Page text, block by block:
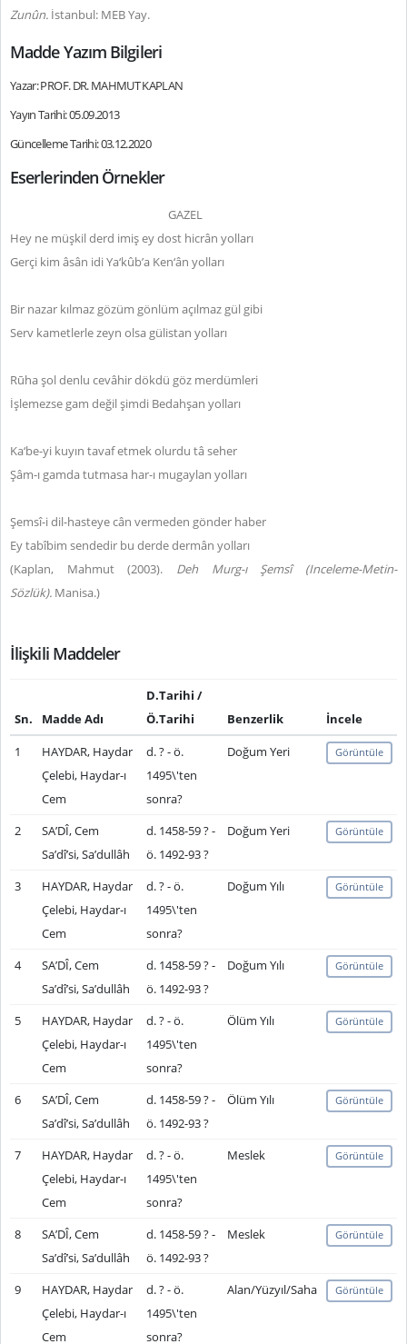
Zunûn. İstanbul: MEB Yay.
Madde Yazım Bilgileri
Yazar: PROF. DR. MAHMUT KAPLAN
Yayın Tarihi: 05.09.2013
Güncelleme Tarihi: 03.12.2020
Eserlerinden Örnekler
GAZEL
Hey ne müşkil derd imiş ey dost hicrân yolları
Gerçi kim âsân idi Ya‘kûb’a Ken‘ân yolları
Bir nazar kılmaz gözüm gönlüm açılmaz gül gibi
Serv kametlerle zeyn olsa gülistan yolları
Rūha şol denlu cevâhir dökdü göz merdümleri
İşlemezse gam değil şimdi Bedahşan yolları
Ka‘be-yi kuyın tavaf etmek olurdu tâ seher
Şâm-ı gamda tutmasa har-ı mugaylan yolları
Şemsî-i dil-hasteye cân vermeden gönder haber
Ey tabîbim sendedir bu derde dermân yolları
(Kaplan, Mahmut (2003).
Deh Murg-ı Şemsî (Inceleme-Metin-
Sözlük). Manisa.)
İlişkili Maddeler
Sn. Madde Adı
D.Tarihi /
Ö.Tarihi
Benzerlik
İncele
1
HAYDAR, Haydar
Çelebi, Haydar-ı
Cem
d. ? - ö.
1495\'ten
sonra?
Doğum Yeri Görüntüle
2
SA’DÎ, Cem
Sa’dî’si, Sa’dullâh
d. 1458-59 ? -
ö. 1492-93 ?
Doğum Yeri Görüntüle
3
HAYDAR, Haydar
Çelebi, Haydar-ı
Cem
d. ? - ö.
1495\'ten
sonra?
Doğum Yılı Görüntüle
4
SA’DÎ, Cem
Sa’dî’si, Sa’dullâh
d. 1458-59 ? -
ö. 1492-93 ?
Doğum Yılı Görüntüle
5
HAYDAR, Haydar
Çelebi, Haydar-ı
Cem
d. ? - ö.
1495\'ten
sonra?
Ölüm Yılı Görüntüle
6
SA’DÎ, Cem
Sa’dî’si, Sa’dullâh
d. 1458-59 ? -
ö. 1492-93 ?
Ölüm Yılı Görüntüle
7
HAYDAR, Haydar
Çelebi, Haydar-ı
Cem
d. ? - ö.
1495\'ten
sonra?
Meslek Görüntüle
8
SA’DÎ, Cem
Sa’dî’si, Sa’dullâh
d. 1458-59 ? -
ö. 1492-93 ?
Meslek Görüntüle
9
HAYDAR, Haydar
Çelebi, Haydar-ı
Cem
d. ? - ö.
1495\'ten
sonra?
Alan/Yüzyıl/Saha Görüntüle